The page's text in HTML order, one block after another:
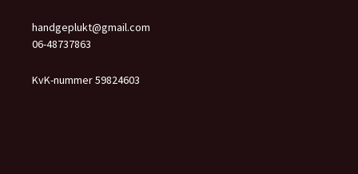
handgeplukt@gmail.com
06-48737863
KvK-nummer 59824603